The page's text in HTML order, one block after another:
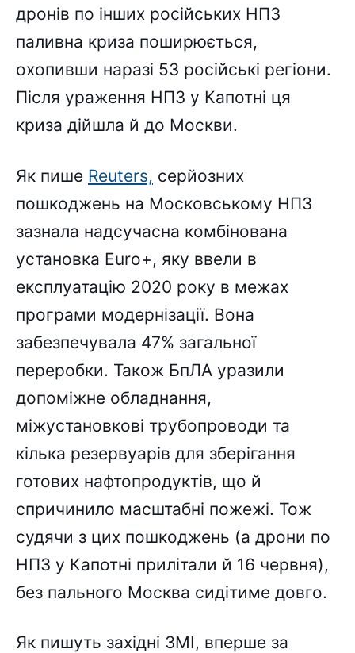
дронів по інших російських НПЗ
паливна криза поширюється,
охопивши наразі 53 російські регіони.
Після ураження НПЗ у Капотні ця
криза дійшла й до Москви.
Як пише Reuters, серйозних
пошкоджень на Московському НПЗ
зазнала надсучасна комбінована
установка Euro+, яку ввели в
експлуатацію 2020 року в межах
програми модернізації. Вона
забезпечувала 47% загальної
переробки. Також БпЛА уразили
допоміжне обладнання,
міжустановкові трубопроводи та
кілька резервуарів для зберігання
готових нафтопродуктів, що й
спричинило масштабні пожежі. Тож
судячи з цих пошкоджень (а дрони по
НПЗ у Капотні прилітали й 16 червня),
без пального Москва сидітиме довго.
Як пишуть західні ЗМІ, вперше за